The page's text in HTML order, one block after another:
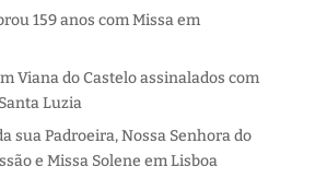
159 anos com Missa em
Viana do Castelo assinalados com
Luzia
sua Padroeira, Nossa Senhora do
e Missa Solene em Lisboa